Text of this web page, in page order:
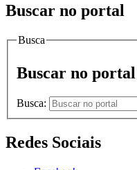
Buscar no portal
Busca
Buscar no portal
Busca:
Redes Sociais